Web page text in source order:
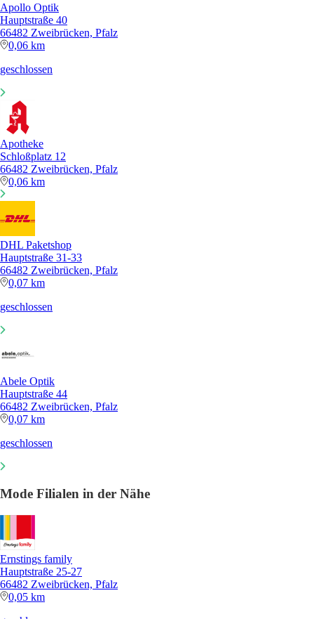
Apollo Optik
Hauptstraße 40
66482 Zweibrücken, Pfalz
0,06 km
geschlossen
Apotheke
Schloßplatz 12
66482 Zweibrücken, Pfalz
0,06 km
DHL Paketshop
Hauptstraße 31-33
66482 Zweibrücken, Pfalz
0,07 km
geschlossen
Abele Optik
Hauptstraße 44
66482 Zweibrücken, Pfalz
0,07 km
geschlossen
Mode Filialen in der Nähe
Ernstings family
Hauptstraße 25-27
66482 Zweibrücken, Pfalz
0,05 km